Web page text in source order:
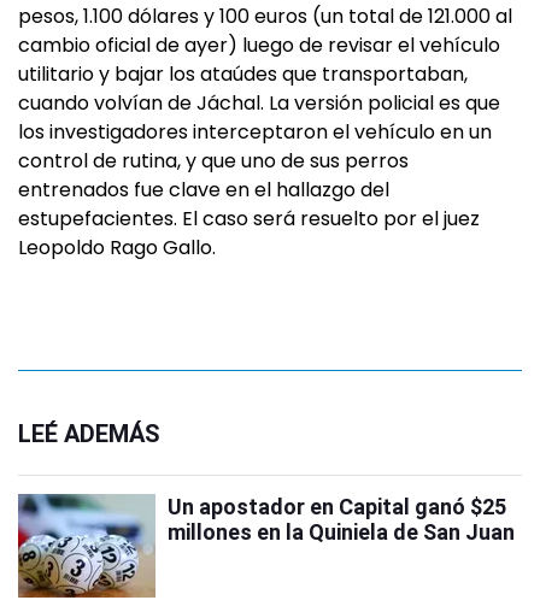
pesos, 1.100 dólares y 100 euros (un total de 121.000 al
cambio oficial de ayer) luego de revisar el vehículo
utilitario y bajar los ataúdes que transportaban,
cuando volvían de Jáchal. La versión policial es que
los investigadores interceptaron el vehículo en un
control de rutina, y que uno de sus perros
entrenados fue clave en el hallazgo del
estupefacientes. El caso será resuelto por el juez
Leopoldo Rago Gallo.
LEÉ ADEMÁS
Un apostador en Capital ganó $25
millones en la Quiniela de San Juan